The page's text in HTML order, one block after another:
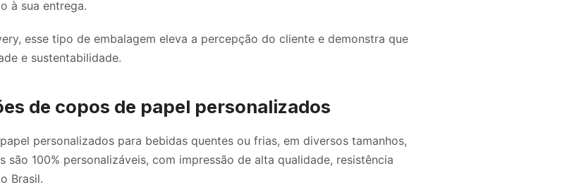
à sua entrega.
esse tipo de embalagem eleva a percepção do cliente e demonstra que
e sustentabilidade.
de copos de papel personalizados
personalizados para bebidas quentes ou frias, em diversos tamanhos,
100% personalizáveis, com impressão de alta qualidade, resistência
Brasil.